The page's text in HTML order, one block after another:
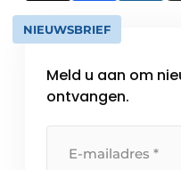
NIEUWSBRIEF
Meld u aan om
ontvangen.